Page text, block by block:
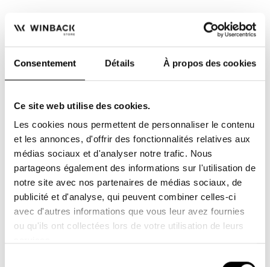
Consentement Détails À propos des cookies
Ce site web utilise des cookies.
Les cookies nous permettent de personnaliser le contenu
et les annonces, d'offrir des fonctionnalités relatives aux
médias sociaux et d'analyser notre trafic. Nous
partageons également des informations sur l'utilisation de
notre site avec nos partenaires de médias sociaux, de
publicité et d'analyse, qui peuvent combiner celles-ci
avec d'autres informations que vous leur avez fournies
ou qu'ils ont collectées lors de votre utilisation de leurs
-20%
Pack BOSU® Full
Ce pack propose l'ensemble
des accessoires de la
marque BOSU® pour
compléter...
538,00 € 430,40 €
Pack Thérapie membre
(Vestimed, Inclin board,
Foot-Board & Trainer)
Découvrez dans ce pack,
avec un tarif préférentiel ,
les meilleurs...589,60 €